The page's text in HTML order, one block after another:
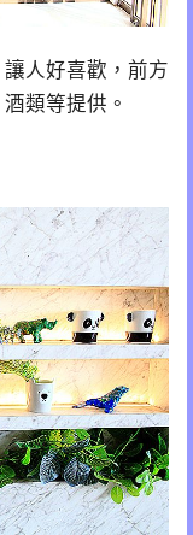
人好喜歡，前方
類等提供。